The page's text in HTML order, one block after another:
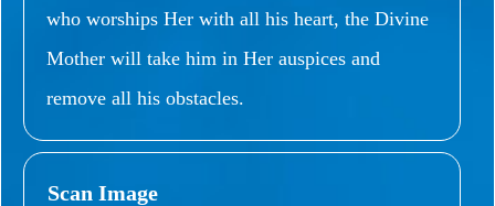
who worships Her with all his heart, the Divine
Mother will take him in Her auspices and
remove all his obstacles.
Scan Image